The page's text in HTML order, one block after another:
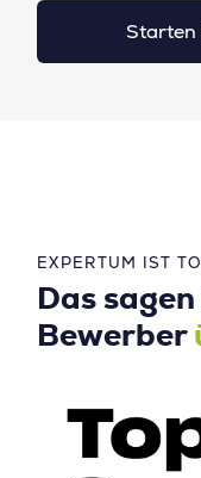
Starten
EXPERTUM IST
Das
Bewerber